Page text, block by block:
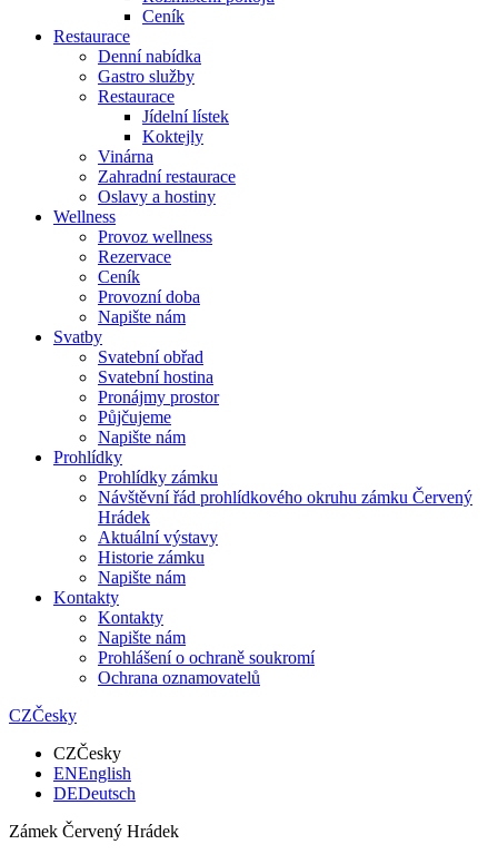
Ceník
Restaurace
Denní nabídka
Gastro služby
Restaurace
Jídelní lístek
Koktejly
Vinárna
Zahradní restaurace
Oslavy a hostiny
Wellness
Provoz wellness
Rezervace
Ceník
Provozní doba
Napište nám
Svatby
Svatební obřad
Svatební hostina
Pronájmy prostor
Půjčujeme
Napište nám
Prohlídky
Prohlídky zámku
Návštěvní řád prohlídkového okruhu zámku Červený
Hrádek
Aktuální výstavy
Historie zámku
Napište nám
Kontakty
Kontakty
Napište nám
Prohlášení o ochraně soukromí
Ochrana oznamovatelů
CZČesky
CZČesky
ENEnglish
DEDeutsch
Zámek Červený Hrádek